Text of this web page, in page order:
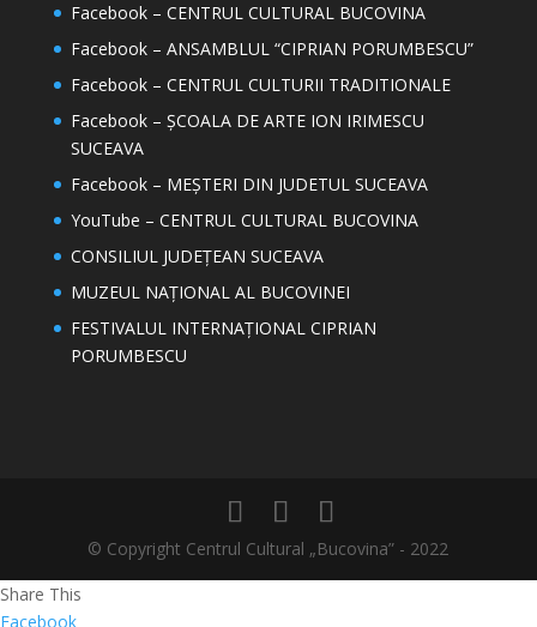
Facebook – CENTRUL CULTURAL BUCOVINA
Facebook – ANSAMBLUL “CIPRIAN PORUMBESCU”
Facebook – CENTRUL CULTURII TRADITIONALE
Facebook – ȘCOALA DE ARTE ION IRIMESCU
SUCEAVA
Facebook – MEȘTERI DIN JUDETUL SUCEAVA
YouTube – CENTRUL CULTURAL BUCOVINA
CONSILIUL JUDEȚEAN SUCEAVA
MUZEUL NAȚIONAL AL BUCOVINEI
FESTIVALUL INTERNAȚIONAL CIPRIAN
PORUMBESCU
© Copyright Centrul Cultural „Bucovina” - 2022
Share This
Facebook